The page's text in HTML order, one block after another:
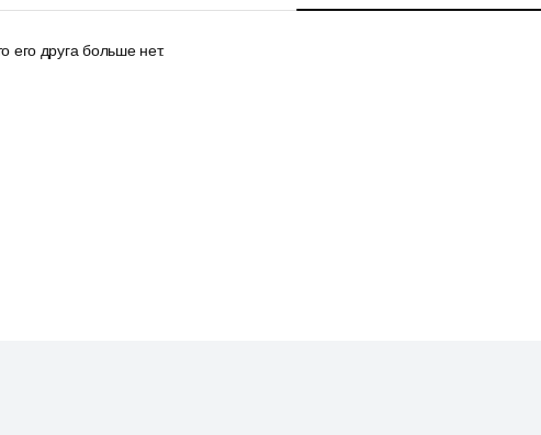
его друга больше нет.